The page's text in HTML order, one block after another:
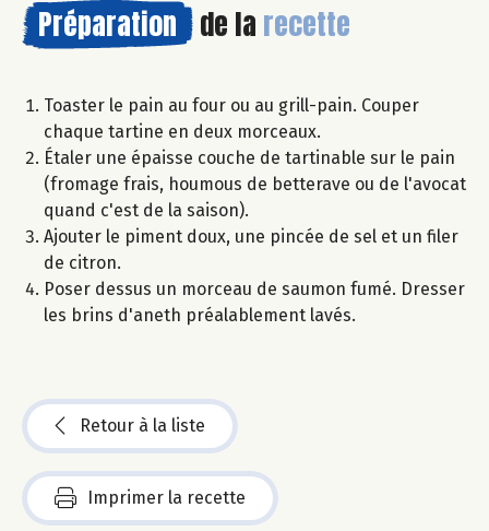
Préparation de la recette
Toaster le pain au four ou au grill-pain. Couper
chaque tartine en deux morceaux.
Étaler une épaisse couche de tartinable sur le pain
(fromage frais, houmous de betterave ou de l'avocat
quand c'est de la saison).
Ajouter le piment doux, une pincée de sel et un filer
de citron.
Poser dessus un morceau de saumon fumé. Dresser
les brins d'aneth préalablement lavés.
Retour à la liste
Imprimer la recette